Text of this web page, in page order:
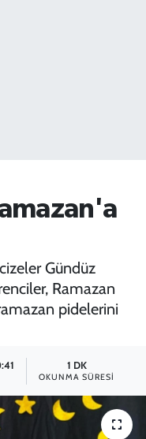
Gündüz
Ramazan
pidelerini
1 DK
OKUNMA SÜRESI